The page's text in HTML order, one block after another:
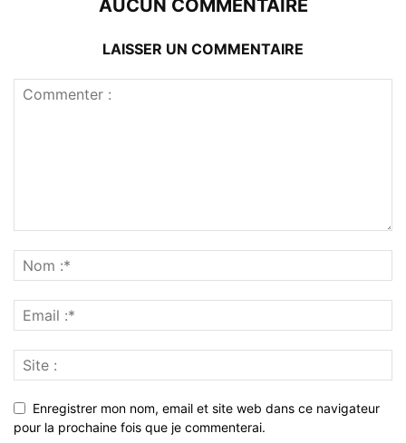
AUCUN COMMENTAIRE
LAISSER UN COMMENTAIRE
Enregistrer mon nom, email et site web dans ce navigateur
pour la prochaine fois que je commenterai.